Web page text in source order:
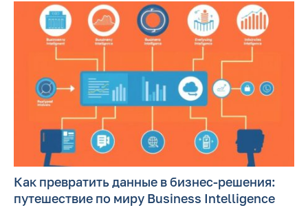
Как превратить данные в бизнес-решения:
путешествие по миру Business Intelligence